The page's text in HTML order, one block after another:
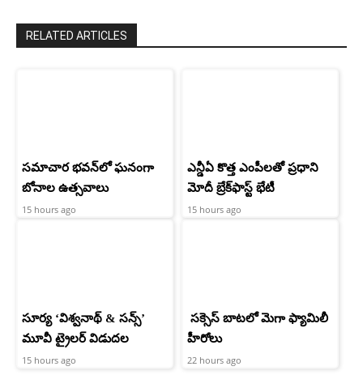
RELATED ARTICLES
సమాచార భవన్‌లో ఘనంగా
బోనాల ఉత్సవాలు
15 hours ago
ఎన్డీఏ కొత్త ఎంపీలతో ప్రధాని
మోదీ బ్రేక్‌ఫాస్ట్ భేటీ
15 hours ago
సూర్య ‘విశ్వనాథ్ & సన్స్’
మూవీ ట్రైలర్ విడుదల
15 hours ago
సక్సెస్ బాటలో మెగా ఫ్యామిలీ
హీరోలు
22 hours ago